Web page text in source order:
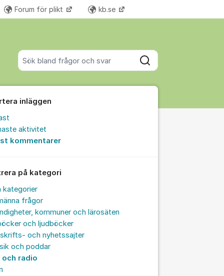
Sök bland alla inlägg
Sök
Forum för plikt kb.se Fler supportlänkar
inläggen
aktivitet
kommentarer
på kategori
kategorier
frågor
kommuner och lärosäten
och ljudböcker
och nyhetssajter
och poddar
och radio